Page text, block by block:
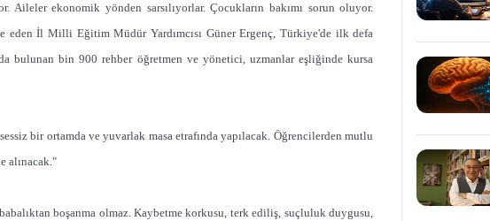
ekonomik yönden sarsılıyorlar. Çocukların bakımı sorun oluyor.
İl Milli Eğitim Müdür Yardımcısı Güner Ergenç, Türkiye'de ilk defa
bulunan bin 900 rehber öğretmen ve yönetici, uzmanlar eşliğinde kursa
bir ortamda ve yuvarlak masa etrafında yapılacak. Öğrencilerden mutlu
alınacak."
boşanma olmaz. Kaybetme korkusu, terk ediliş, suçluluk duygusu,